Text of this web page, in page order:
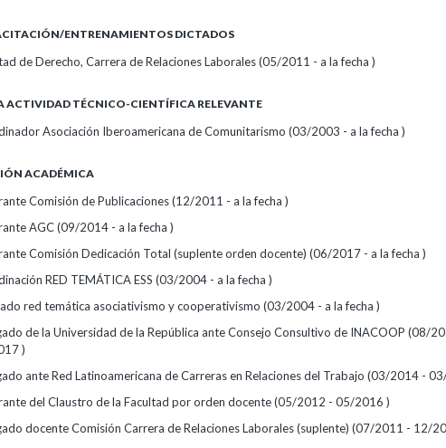
ENTRENAMIENTOS DICTADOS
de Derecho, Carrera de Relaciones Laborales (05/2011 - a la fecha )
ACTIVIDAD TÉCNICO-CIENTÍFICA RELEVANTE
Asociación Iberoamericana de Comunitarismo (03/2003 - a la fecha )
ACADÉMICA
Comisión de Publicaciones (12/2011 - a la fecha )
AGC (09/2014 - a la fecha )
Comisión Dedicación Total (suplente orden docente) (06/2017 - a la fecha )
RED TEMÁTICA ESS (03/2004 - a la fecha )
red temática asociativismo y cooperativismo (03/2004 - a la fecha )
de la Universidad de la República ante Consejo Consultivo de INACOOP (08/
)
ante Red Latinoamericana de Carreras en Relaciones del Trabajo (03/2014 -
del Claustro de la Facultad por orden docente (05/2012 - 05/2016 )
docente Comisión Carrera de Relaciones Laborales (suplente) (07/2011 - 12/